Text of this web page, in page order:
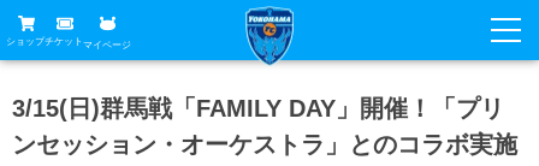
ショップチケット マイページ
グッズ
試合
3/15(日)群馬戦「FAMILY DAY」開催！「プリ
ンセッション・オーケストラ」とのコラボ実施